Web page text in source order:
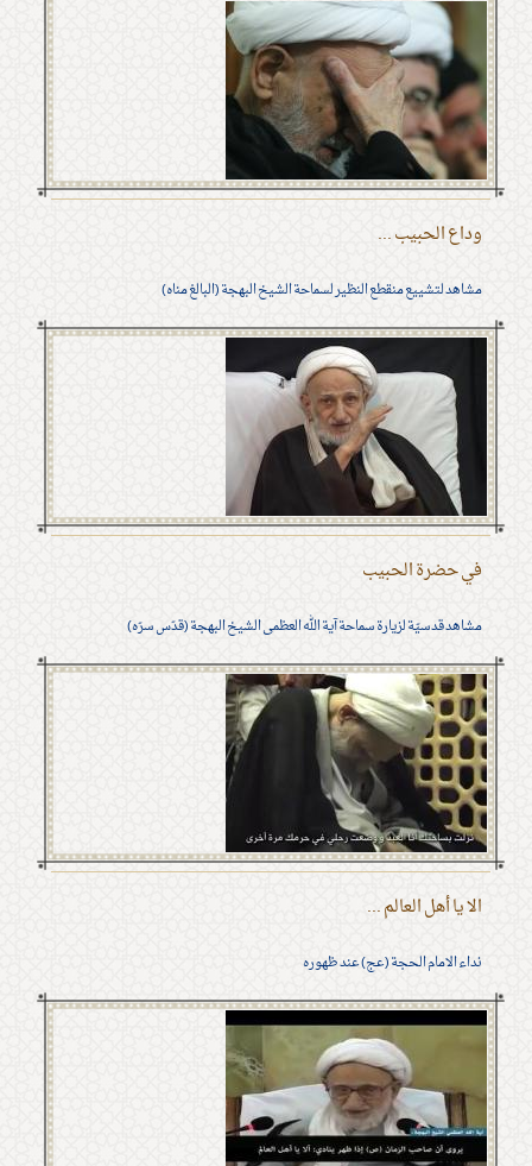
وداع الحبيب ...
مشاهد لتشييع منقطع النظير لسماحة الشيخ البهجة (البالغ مناه)
في حضرة الحبيب
مشاهد قدسيّة لزيارة سماحة آية الله العظمى الشيخ البهجة (قدّس سرّه)
الا يا أهل العالم ...
نداء الامام الحجة (عج) عند ظهوره